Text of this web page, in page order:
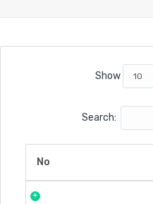
Show
Search:
No